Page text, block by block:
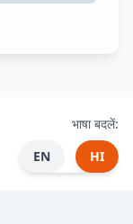
भाषा बदलें:
EN
HI